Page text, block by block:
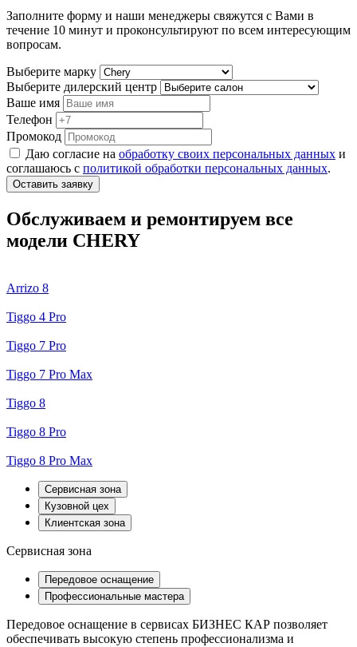
Заполните форму и наши менеджеры свяжутся с Вами в
течение 10 минут и проконсультируют по всем интересующим
вопросам.
Выберите марку
Выберите дилерский центр
Ваше имя
Телефон
Промокод
Даю согласие на обработку своих персональных данных и
соглашаюсь с политикой обработки персональных данных.
Оставить заявку
Обслуживаем и ремонтируем все
модели CHERY
Arrizo 8
Tiggo 4 Pro
Tiggo 7 Pro
Tiggo 7 Pro Max
Tiggo 8
Tiggo 8 Pro
Tiggo 8 Pro Max
Сервисная зона
Кузовной цех
Клиентская зона
Сервисная зона
Передовое оснащение
Профессиональные мастера
Передовое оснащение в сервисах БИЗНЕС КАР позволяет
обеспечивать высокую степень профессионализма и